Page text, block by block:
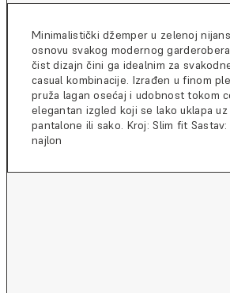
Minimalistički džemper u zelenoj
osnovu svakog modernog
čist dizajn čini ga idealnim za
casual kombinacije. Izrađen u finom
pruža lagan osećaj i udobnost tokom
elegantan izgled koji se lako uklapa uz
pantalone ili sako. Kroj: Slim fit
najlon